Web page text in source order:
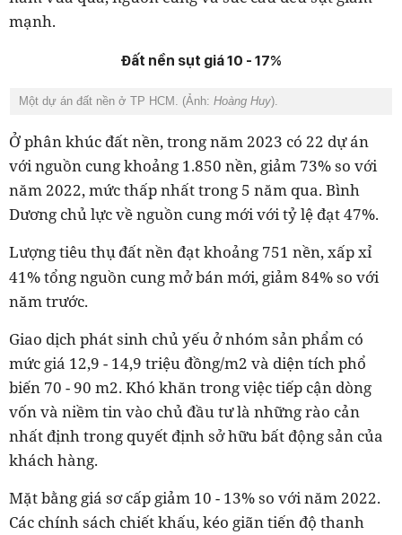
mạnh.
Đất nền sụt giá 10 - 17%
Một dự án đất nền ở TP HCM. (Ảnh: Hoàng Huy).
Ở phân khúc đất nền, trong năm 2023 có 22 dự án
với nguồn cung khoảng 1.850 nền, giảm 73% so với
năm 2022, mức thấp nhất trong 5 năm qua. Bình
Dương chủ lực về nguồn cung mới với tỷ lệ đạt 47%.
Lượng tiêu thụđất nền đạt khoảng 751 nền, xấp xỉ
41% tổng nguồn cung mở bán mới, giảm 84% so với
năm trước.
Giao dịch phát sinh chủ yếu ở nhóm sản phẩm có
mức giá 12,9 - 14,9 triệu đồng/m2 và diện tích phổ
biến 70 - 90 m2. Khó khăn trong việc tiếp cận dòng
vốn và niềm tin vào chủ đầu tư là những rào cản
nhất định trong quyết định sở hữu bất động sản của
khách hàng.
Mặt bằng giá sơ cấp giảm 10 - 13% so với năm 2022.
Các chính sách chiết khấu, kéo giãn tiến độ thanh